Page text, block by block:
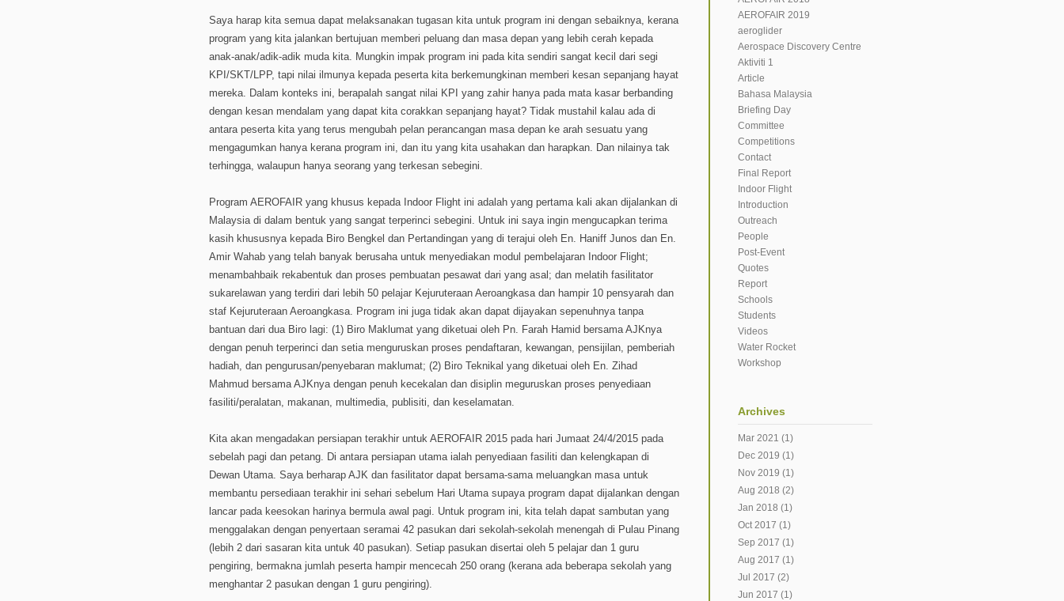
Saya harap kita semua dapat melaksanakan tugasan kita untuk program ini dengan sebaiknya, kerana
program yang kita jalankan bertujuan memberi peluang dan masa depan yang lebih cerah kepada
anak-anak/adik-adik muda kita. Mungkin impak program ini pada kita sendiri sangat kecil dari segi
KPI/SKT/LPP, tapi nilai ilmunya kepada peserta kita berkemungkinan memberi kesan sepanjang hayat
mereka. Dalam konteks ini, berapalah sangat nilai KPI yang zahir hanya pada mata kasar berbanding
dengan kesan mendalam yang dapat kita corakkan sepanjang hayat? Tidak mustahil kalau ada di
antara peserta kita yang terus mengubah pelan perancangan masa depan ke arah sesuatu yang
mengagumkan hanya kerana program ini, dan itu yang kita usahakan dan harapkan. Dan nilainya tak
terhingga, walaupun hanya seorang yang terkesan sebegini.
Program AEROFAIR yang khusus kepada Indoor Flight ini adalah yang pertama kali akan dijalankan di
Malaysia di dalam bentuk yang sangat terperinci sebegini. Untuk ini saya ingin mengucapkan terima
kasih khususnya kepada Biro Bengkel dan Pertandingan yang di terajui oleh En. Haniff Junos dan En.
Amir Wahab yang telah banyak berusaha untuk menyediakan modul pembelajaran Indoor Flight;
menambahbaik rekabentuk dan proses pembuatan pesawat dari yang asal; dan melatih fasilitator
sukarelawan yang terdiri dari lebih 50 pelajar Kejuruteraan Aeroangkasa dan hampir 10 pensyarah dan
staf Kejuruteraan Aeroangkasa. Program ini juga tidak akan dapat dijayakan sepenuhnya tanpa
bantuan dari dua Biro lagi: (1) Biro Maklumat yang diketuai oleh Pn. Farah Hamid bersama AJKnya
dengan penuh terperinci dan setia menguruskan proses pendaftaran, kewangan, pensijilan, pemberiah
hadiah, dan pengurusan/penyebaran maklumat​; (2) Biro Teknikal yang diketuai oleh En. Zihad
Mahmud bersama AJKnya dengan penuh kecekalan dan disiplin meguruskan proses penyediaan
fasiliti/peralatan, makanan, multimedia, publisiti, dan keselamatan.
Kita akan mengadakan persiapan terakhir untuk AEROFAIR 2015 pada hari Jumaat 24/4/2015 pada
sebelah pagi dan petang. Di antara persiapan utama ialah penyediaan fasiliti dan kelengkapan di
Dewan Utama. Saya berharap AJK dan fasilitator dapat bersama-sama meluangkan masa untuk
membantu persediaan terakhir ini sehari sebelum Hari Utama supaya program dapat dijalankan dengan
lancar pada keesokan harinya bermula awal pagi. Untuk program ini, kita telah dapat sambutan yang
menggalakan dengan penyertaan seramai 42 pasukan dari sekolah-sekolah menengah di Pulau Pinang
(lebih 2 dari sasaran kita untuk 40 pasukan). Setiap pasukan disertai oleh 5 pelajar dan 1 guru
pengiring, bermakna jumlah peserta hampir mencecah 250 orang (kerana ada beberapa sekolah yang
menghantar 2 pasukan dengan 1 guru pengiring).
AEROFAIR 2019
aeroglider
Aerospace Discovery Centre
Aktiviti 1
Article
Bahasa Malaysia
Briefing Day
Committee
Competitions
Contact
Final Report
Indoor Flight
Introduction
Outreach
People
Post-Event
Quotes
Report
Schools
Students
Videos
Water Rocket
Workshop
Archives
Mar 2021 (1)
Dec 2019 (1)
Nov 2019 (1)
Aug 2018 (2)
Jan 2018 (1)
Oct 2017 (1)
Sep 2017 (1)
Aug 2017 (1)
Jul 2017 (2)
Jun 2017 (1)